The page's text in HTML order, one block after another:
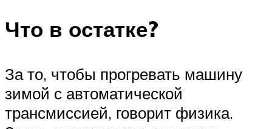
Что в остатке?
За то, чтобы прогревать машину
зимой с автоматической
трансмиссией, говорит физика.